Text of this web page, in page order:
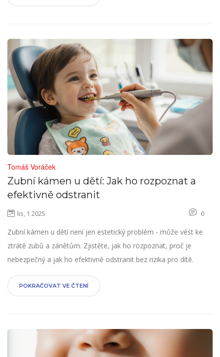
Tomáš Voráček
Zubní kámen u dětí: Jak ho rozpoznat a
efektivně odstranit
lis, 1 2025 0
Zubní kámen u dětí není jen estetický problém - může vést ke
ztrátě zubů a zánětům. Zjistěte, jak ho rozpoznat, proč je
nebezpečný a jak ho efektivně odstranit bez rizika pro dítě.
POKRAČOVAT VE ČTENÍ